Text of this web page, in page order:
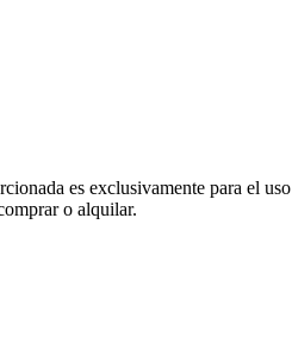
es exclusivamente para el
o alquilar.